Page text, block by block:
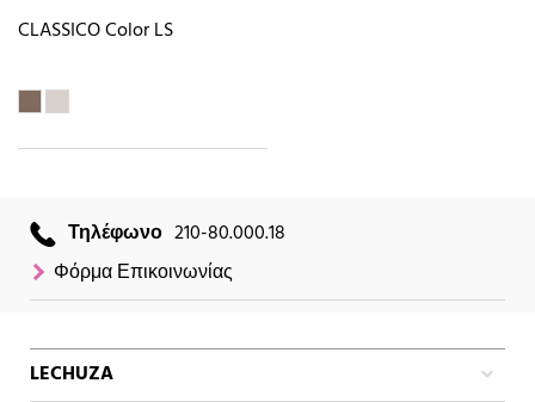
CLASSICO Color LS
Τηλέφωνο 210-80.000.18
Φόρμα Επικοινωνίας
LECHUZA